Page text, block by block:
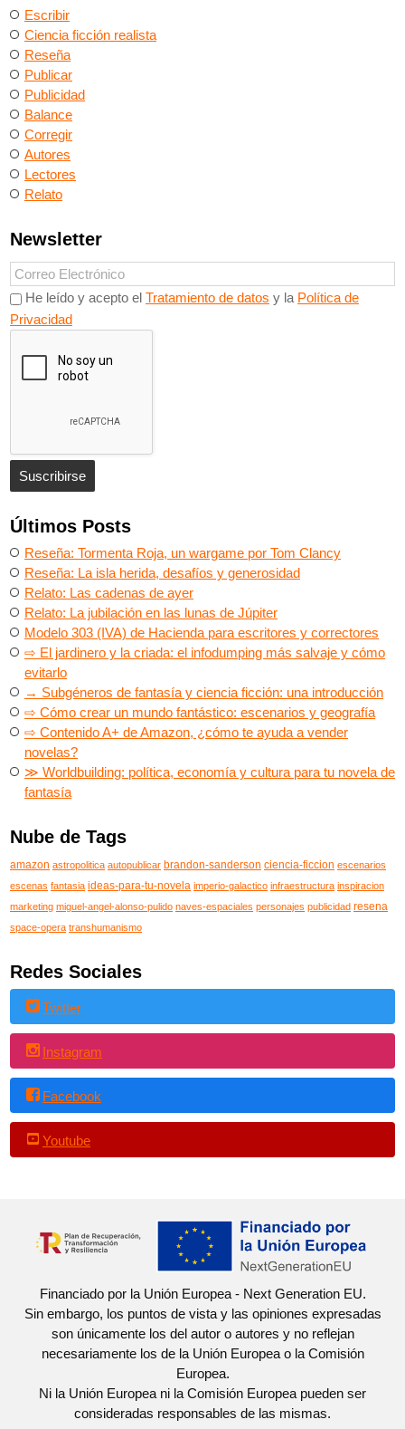
Escribir
Ciencia ficción realista
Reseña
Publicar
Publicidad
Balance
Corregir
Autores
Lectores
Relato
Newsletter
He leído y acepto el Tratamiento de datos y la Política de
Privacidad
Últimos Posts
Reseña: Tormenta Roja, un wargame por Tom Clancy
Reseña: La isla herida, desafíos y generosidad
Relato: Las cadenas de ayer
Relato: La jubilación en las lunas de Júpiter
Modelo 303 (IVA) de Hacienda para escritores y correctores
⇨ El jardinero y la criada: el infodumping más salvaje y cómo
evitarlo
→ Subgéneros de fantasía y ciencia ficción: una introducción
⇨ Cómo crear un mundo fantástico: escenarios y geografía
⇨ Contenido A+ de Amazon, ¿cómo te ayuda a vender
novelas?
≫ Worldbuilding: política, economía y cultura para tu novela de
fantasía
Nube de Tags
amazon astropolitica autopublicar brandon-sanderson ciencia-ficcion escenarios
escenas fantasia ideas-para-tu-novela imperio-galactico infraestructura inspiracion
marketing miguel-angel-alonso-pulido naves-espaciales personajes publicidad resena
space-opera transhumanismo
Redes Sociales
Twitter
Instagram
Facebook
Youtube
Financiado por la Unión Europea - Next Generation EU.
Sin embargo, los puntos de vista y las opiniones expresadas
son únicamente los del autor o autores y no reflejan
necesariamente los de la Unión Europea o la Comisión
Europea.
Ni la Unión Europea ni la Comisión Europea pueden ser
consideradas responsables de las mismas.